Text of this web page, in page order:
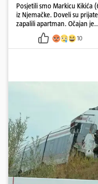
Posjetili smo Markicu Kikića
iz Njemačke. Doveli su
zapalili apartman. Očajan
10